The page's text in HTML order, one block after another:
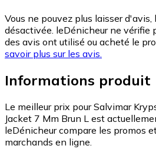
Vous ne pouvez plus laisser
désactivée. leDénicheur ne vérifie
des avis ont utilisé ou acheté le
savoir plus sur les avis.
Informations produit
Le meilleur prix pour Salvimar
Jacket 7 Mm Brun L est
leDénicheur compare les promos
marchands en ligne.